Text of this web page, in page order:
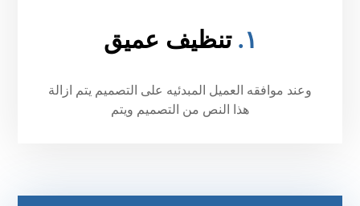
١. تنظيف عميق
وعند موافقه العميل المبدئيه على التصميم يتم ازالة
هذا النص من التصميم ويتم